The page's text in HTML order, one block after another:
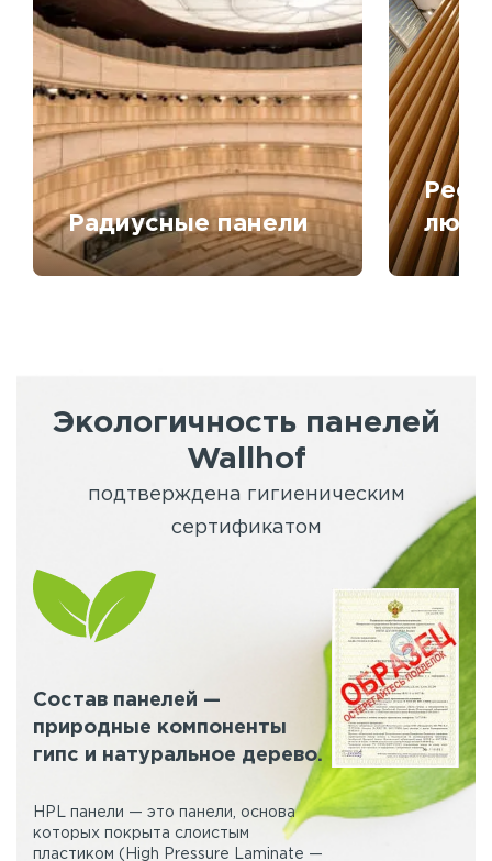
Радиусные панели
Экологичность панелей
Wallhof
подтверждена гигиеническим
сертификатом
Состав панелей —
природные компоненты
гипс и натуральное дерево.
HPL панели — это панели, основа
которых покрыта слоистым
пластиком (High Pressure Laminate —